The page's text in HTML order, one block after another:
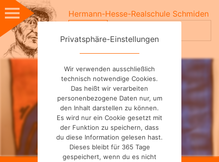
Skip
to
content
Hermann-Hesse-Realschule Schmiden
nach:
Privatsphäre-Einstellungen
Wir verwenden ausschließlich
technisch notwendige Cookies.
Das heißt wir verarbeiten
personenbezogene Daten nur, um
den Inhalt darstellen zu können.
Es wird nur ein Cookie gesetzt mit
der Funktion zu speichern, dass
du diese Information gelesen hast.
Dieses bleibt für 365 Tage
gespeichert, wenn du es nicht